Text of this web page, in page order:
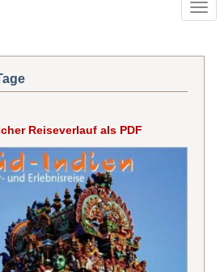
Reiseverlauf als PDF